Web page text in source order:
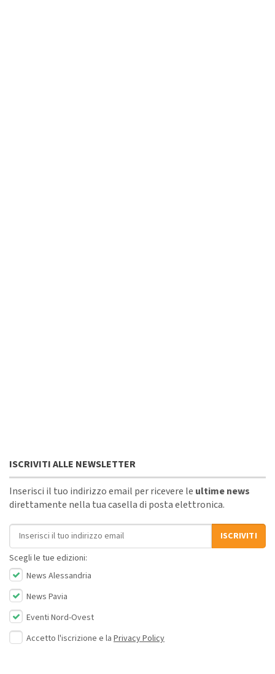
ISCRIVITI ALLE NEWSLETTER
Inserisci il tuo indirizzo email per ricevere le ultime news
direttamente nella tua casella di posta elettronica.
Indirizzo email
ISCRIVITI
Scegli le tue edizioni:
News Alessandria
News Pavia
Eventi Nord-Ovest
Accetto l'iscrizione e la Privacy Policy